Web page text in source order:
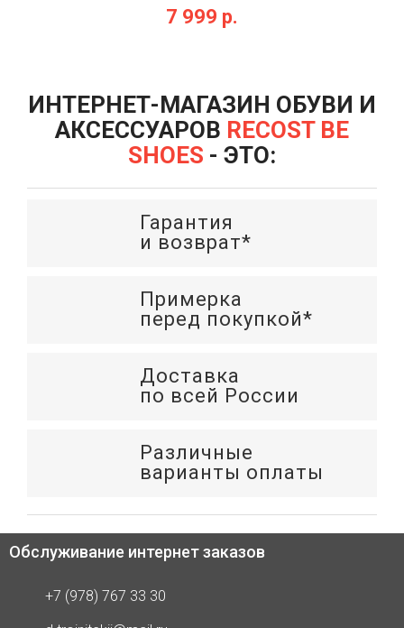
7 999 р.
ИНТЕРНЕТ-МАГАЗИН ОБУВИ И
АКСЕССУАРОВ RECOST BE
SHOES - ЭТО:
Гарантия
и возврат*
Примерка
перед покупкой*
Доставка
по всей России
Различные
варианты оплаты
Обслуживание интернет заказов
+7 (978) 767 33 30